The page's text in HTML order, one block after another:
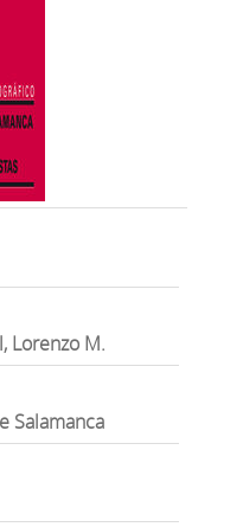
Lorenzo M.
Salamanca